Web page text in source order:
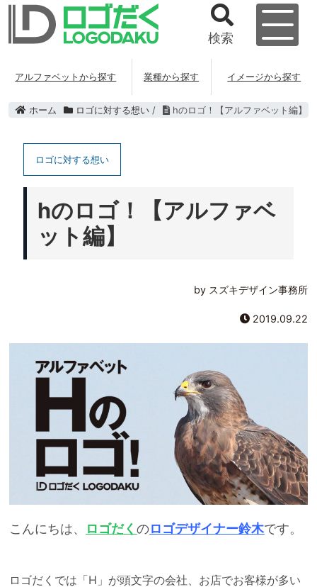
検索
アルファベットから探す 業種から探す イメージから探す
ホーム ロゴに対する想い / hのロゴ！【アルファベット編】
ロゴに対する想い
hのロゴ！【アルファベ
ット編】
by スズキデザイン事務所
2019.09.22
こんにちは、 ロゴだくのロゴデザイナー鈴木です。
ロゴだくでは「H」が頭文字の会社、お店でお客様が多い